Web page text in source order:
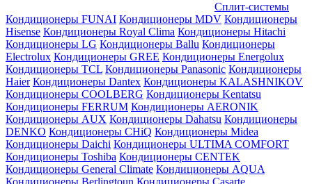
Сплит-системы
Кондиционеры FUNAI Кондиционеры MDV Кондиционеры
Hisense Кондиционеры Royal Clima Кондиционеры Hitachi
Кондиционеры LG Кондиционеры Ballu Кондиционеры
Electrolux Кондиционеры GREE Кондиционеры Energolux
Кондиционеры TCL Кондиционеры Panasonic Кондиционеры
Haier Кондиционеры Dantex Кондиционеры KALASHNIKOV
Кондиционеры СOOLBERG Кондиционеры Kentatsu
Кондиционеры FERRUM Кондиционеры AERONIK
Кондиционеры AUX Кондиционеры Dahatsu Кондиционеры
DENKO Кондиционеры CHiQ Кондиционеры Midea
Кондиционеры Daichi Кондиционеры ULTIMA COMFORT
Кондиционеры Toshiba Кондиционеры CENTEK
Кондиционеры General Climate Кондиционеры AQUA
Кондиционеры Berlingtoun Кондиционеры Casarte